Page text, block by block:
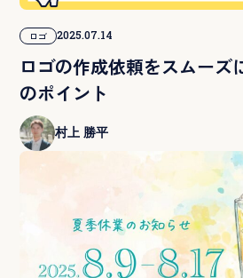
ロゴ 2025.07.14
ロゴの作成依頼をスムーズ
のポイント
村上 勝平